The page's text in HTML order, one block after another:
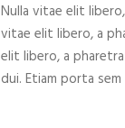
Nulla vitae elit
vitae elit libero, a
elit libero, a
dui. Etiam porta sem